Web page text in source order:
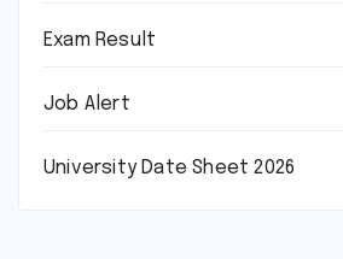
Exam Result
Job Alert
University Date Sheet 2026